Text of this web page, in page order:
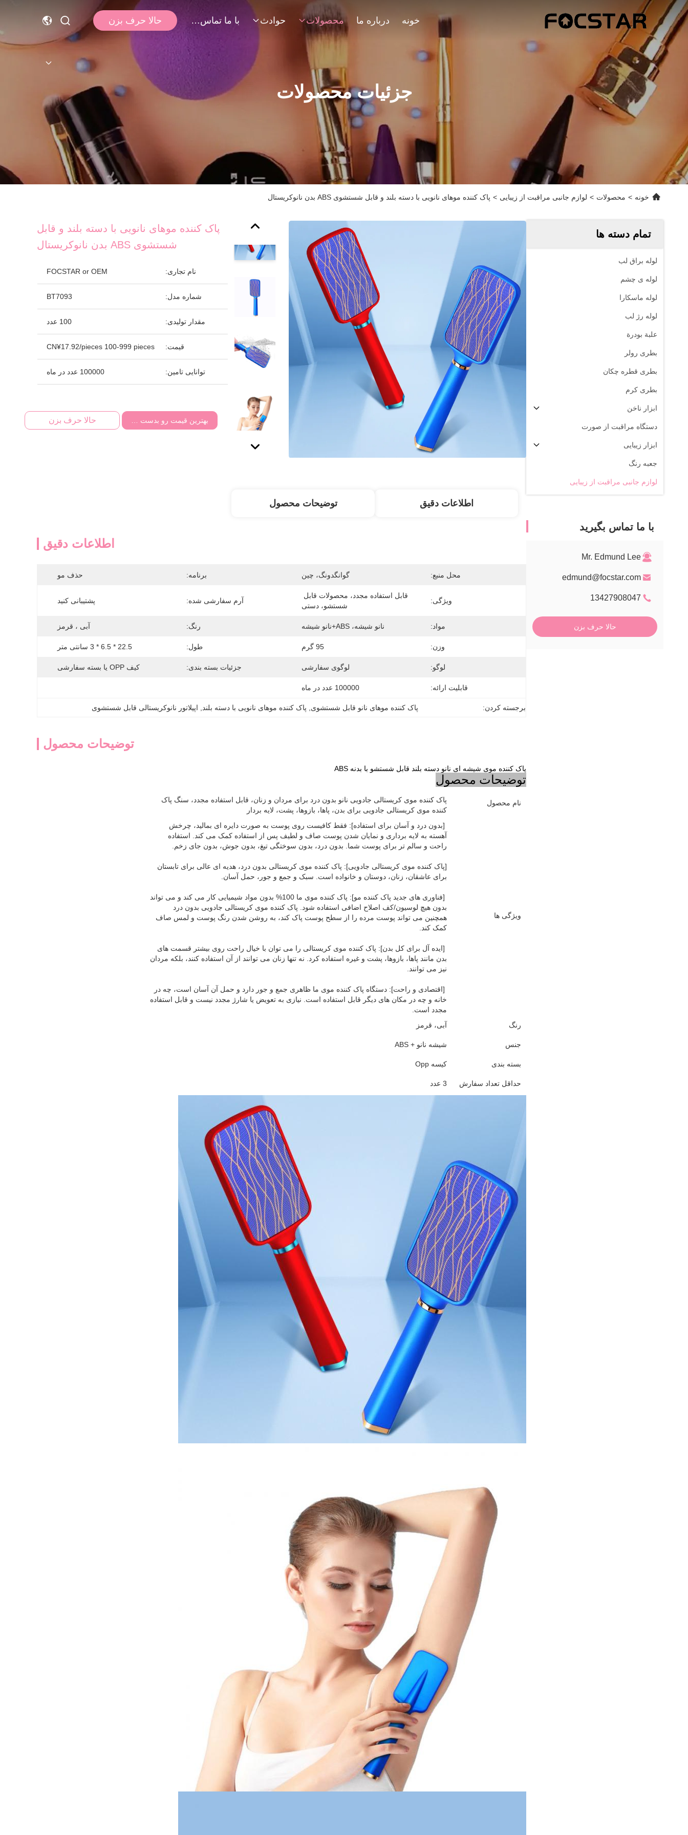
خونه درباره ما محصولات حوادث با ما تماس بگیرید حالا حرف بزن
جزئیات محصولات
خونه > محصولات > لوازم جانبی مراقبت از زیبایی > پاک کننده موهای نانویی با دسته بلند و قابل شستشوی ABS بدن نانوکریستال
تمام دسته ها
لوله براق لب
لوله ی چشم
لوله ماسکارا
لوله رژ لب
علبة بودرة
بطری رولر
بطری قطره چکان
بطری کرم
ابزار ناخن
دستگاه مراقبت از صورت
ابزار زیبایی
جعبه رنگ
لوازم جانبی مراقبت از زیبایی
با ما تماس بگیرید
Mr. Edmund Lee
edmund@focstar.com
13427908047
حالا حرف بزن
پاک کننده موهای نانویی با دسته بلند و قابل
شستشوی ABS بدن نانوکریستال
نام تجاری: FOCSTAR or OEM
شماره مدل: BT7093
مقدار تولیدی: 100 عدد
قیمت: CN¥17.92/pieces 100-999 pieces
توانایی تامین: 100000 عدد در ماه
بهترین قیمت رو بدست بیار حالا حرف بزن
اطلاعات دقیق توضیحات محصول
اطلاعات دقیق
محل منبع: گوانگدونگ، چین برنامه: حذف مو
ویژگی:
شستشو، دستی
آرم سفارشی شده: پشتیبانی کنید
مواد: نانو شیشه، ABS+نانو شیشه رنگ: آبی ، قرمز
وزن: 95 گرم طول: 22.5 * 6.5 * 3 سانتی متر
لوگو: لوگوی سفارشی جزئیات بسته بندی: کیف OPP یا بسته سفارشی
قابلیت ارائه: 100000 عدد در ماه
برجسته کردن: پاک کننده موهای نانو قابل شستشوی پاک کننده موهای نانویی با دسته بلند اپیلاتور نانوکریستالی قابل شستشوی
توضیحات محصول
پاک کننده موی شیشه ای نانو دسته بلند قابل شستشو با بدنه ABS
توضیحات محصول
نام محصول
پاک کننده موی کریستالی جادویی نانو بدون درد برای مردان و زنان، قابل استفاده مجدد، سنگ پاک
کننده موی کریستالی جادویی برای بدن، پاها، بازوها، پشت، لایه بردار
ویژگی ها
[بدون درد و آسان برای استفاده]: فقط کافیست روی پوست به صورت دایره ای بمالید، چرخش
آهسته به لایه برداری و نمایان شدن پوست صاف و لطیف پس از استفاده کمک می کند. استفاده
راحت و سالم تر برای پوست شما. بدون درد، بدون سوختگی تیغ، بدون جوش، بدون جای زخم.
[پاک کننده موی کریستالی جادویی]: پاک کننده موی کریستالی بدون درد، هدیه ای عالی برای تابستان
برای عاشقان، زنان، دوستان و خانواده است. سبک و جمع و جور، حمل آسان.
[فناوری های جدید پاک کننده مو]: پاک کننده موی ما 100% بدون مواد شیمیایی کار می کند و می تواند
بدون هیچ لوسیون/کف اصلاح اضافی استفاده شود. پاک کننده موی کریستالی جادویی بدون درد
همچنین می تواند پوست مرده را از سطح پوست پاک کند، به روشن شدن رنگ پوست و لمس صاف
کمک کند.
[ایده آل برای کل بدن]: پاک کننده موی کریستالی را می توان با خیال راحت روی بیشتر قسمت های
بدن مانند پاها، بازوها، پشت و غیره استفاده کرد. نه تنها زنان می توانند از آن استفاده کنند، بلکه مردان
نیز می توانند.
[اقتصادی و راحت]: دستگاه پاک کننده موی ما ظاهری جمع و جور دارد و حمل آن آسان است، چه در
خانه و چه در مکان های دیگر قابل استفاده است. نیازی به تعویض یا شارژ مجدد نیست و قابل استفاده
مجدد است.
رنگ
آبی، قرمز
جنس شیشه نانو + ABS
بسته بندی کیسه Opp
حداقل تعداد سفارش 3 عدد